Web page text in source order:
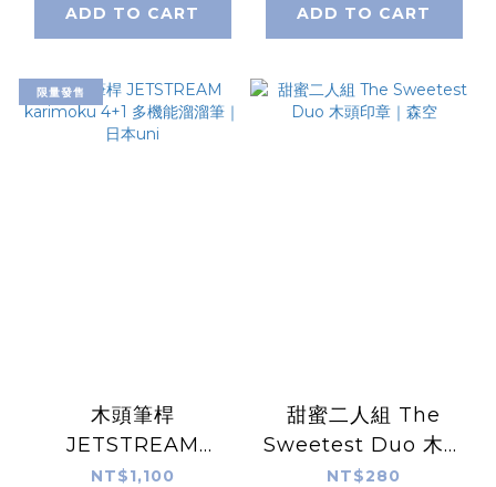
ADD TO CART ADD TO CART
限量發售
木頭筆桿
JETSTREAM
karimoku 4+1 多機
NT$1,100
甜蜜二人組 The
Sweetest Duo 木頭
印章｜森空
NT$280